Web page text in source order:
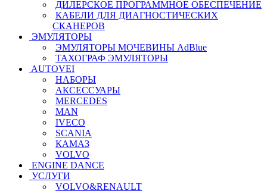
ДИЛЕРСКОЕ ПРОГРАММНОЕ ОБЕСПЕЧЕНИЕ
КАБЕЛИ ДЛЯ ДИАГНОСТИЧЕСКИХ
СКАНЕРОВ
ЭМУЛЯТОРЫ
ЭМУЛЯТОРЫ МОЧЕВИНЫ АdBlue
ТАХОГРАФ ЭМУЛЯТОРЫ
AUTOVEI
НАБОРЫ
АКСЕССУАРЫ
MERCEDES
MAN
IVECO
SCANIA
КАМАЗ
VOLVO
ENGINE DANCE
УСЛУГИ
VOLVO&RENAULT